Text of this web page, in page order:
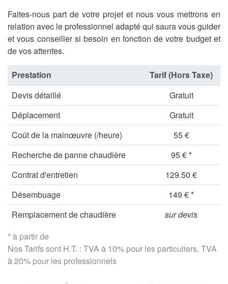
Faites-nous part de votre projet et nous vous mettrons en
relation avec le professionnel adapté qui saura vous guider
et vous conseiller si besoin en fonction de votre budget et
de vos attentes.
* à partir de
Nos Tarifs sont H.T. : TVA à 10% pour les particuliers, TVA
à 20% pour les professionnels
Prestation
Tarif (Hors Taxe)
Devis détaillé
Gratuit
Déplacement
Gratuit
Coût de la mainœuvre (/heure)
55 €
Recherche de panne chaudière
95 € *
Contrat d'entretien
129.50 €
Désembuage
149 € *
Remplacement de chaudière
sur devis